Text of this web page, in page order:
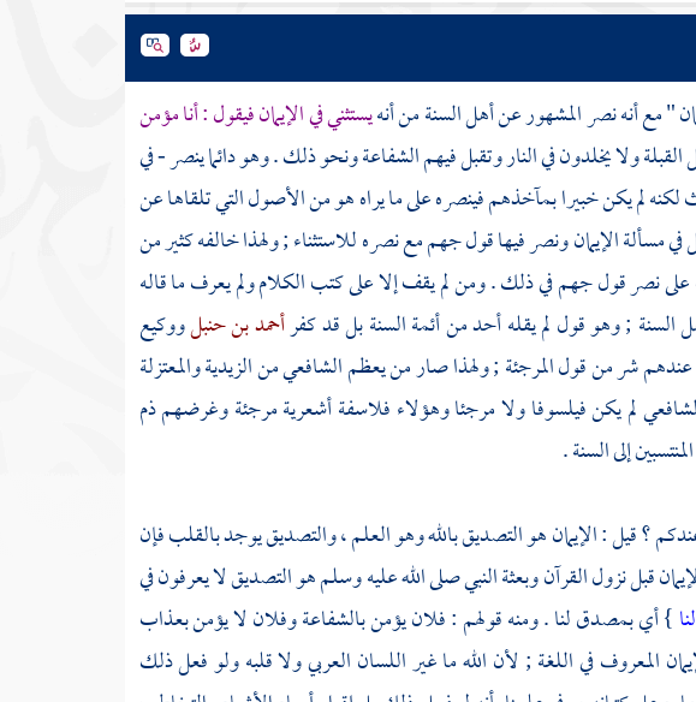
" مع أنه نصر المشهور عنأهل السنةمن أنهيستثني في الإيمان فيقول : أنا مؤمن
ولا يخلدون في النار وتقبل فيهم الشفاعة ونحو ذلك . وهو دائما ينصر - في
لكنه لم يكن خبيرا بمآخذهم فينصره على ما يراه هو من الأصول التي تلقاها عن
مسألة الإيمان ونصر فيها قولجهممع نصره للاستثناء ; ولهذا خالفه كثير من
على نصر قولجهمفي ذلك . ومن لم يقف إلا على كتب الكلام ولم يعرف ما قاله
السنة ; وهو قول لم يقله أحد من أئمة السنة بل قد كفرأحمد بن حنبلووكيع
شر من قولالمرجئة; ولهذا صار من يعظمالشافعيمنالزيديةوالمعتزلة
لم يكن فيلسوفا ولا مرجئا وهؤلاء فلاسفة أشعرية مرجئة وغرضهم ذم
إلى السنة .
؟ قيل : الإيمان هو التصديق بالله وهو العلم ، والتصديق يوجد بالقلب فإن
قبل نزول القرآن وبعثة النبي صلى الله عليه وسلم هو التصديق لا يعرفون في
} أي بمصدق لنا . ومنه قولهم : فلان يؤمن بالشفاعة وفلان لا يؤمن بعذاب
المعروف في اللغة ; لأن الله ما غير اللسان العربي ولا قلبه ولو فعل ذلك